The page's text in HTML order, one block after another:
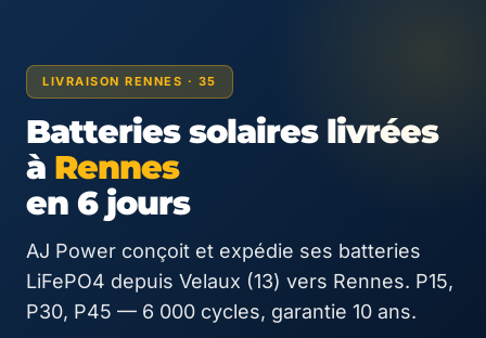
LIVRAISON RENNES · 35
Batteries solaires livrées
à Rennes
en 6 jours
AJ Power conçoit et expédie ses batteries
LiFePO4 depuis Velaux (13) vers Rennes. P15,
P30, P45 — 6 000 cycles, garantie 10 ans.